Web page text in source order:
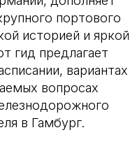
портового
историей и яркой
гид предлагает
вариантах
вопросах
в Гамбург.